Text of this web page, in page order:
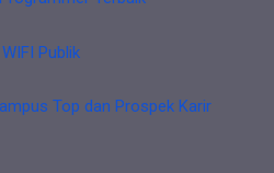
Publik
Top dan Prospek Karir